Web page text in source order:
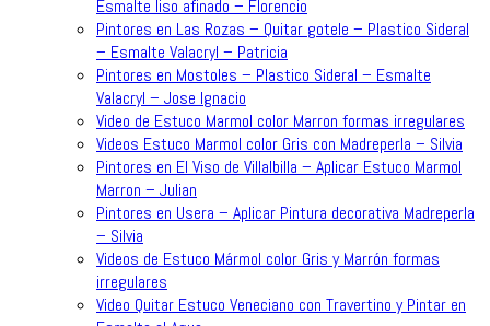
Esmalte liso afinado – Florencio
Pintores en Las Rozas – Quitar gotele – Plastico Sideral
– Esmalte Valacryl – Patricia
Pintores en Mostoles – Plastico Sideral – Esmalte
Valacryl – Jose Ignacio
Video de Estuco Marmol color Marron formas irregulares
Videos Estuco Marmol color Gris con Madreperla – Silvia
Pintores en El Viso de Villalbilla – Aplicar Estuco Marmol
Marron – Julian
Pintores en Usera – Aplicar Pintura decorativa Madreperla
– Silvia
Videos de Estuco Mármol color Gris y Marrón formas
irregulares
Video Quitar Estuco Veneciano con Travertino y Pintar en